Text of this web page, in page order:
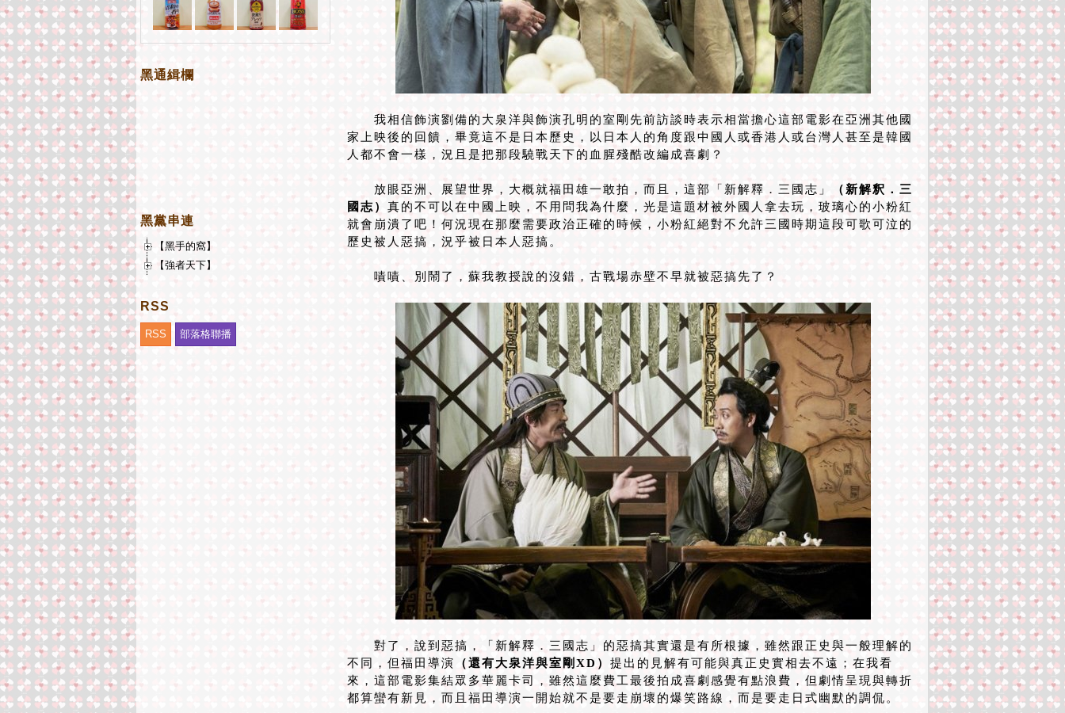
我相信飾演劉備的大泉洋與飾演孔明的室剛先前訪談時表示相當擔心這部電影在亞洲其他國
家上映後的回饋，畢竟這不是日本歷史，以日本人的角度跟中國人或香港人或台灣人甚至是韓國
人都不會一樣，況且是把那段驍戰天下的血腥殘酷改編成喜劇？
放眼亞洲、展望世界，大概就福田雄一敢拍，而且，這部「新解釋．三國志」
（新解釈．三
國志） 真的不可以在中國上映，不用問我為什麼，光是這題材被外國人拿去玩，玻璃心的小粉紅
就會崩潰了吧！何況現在那麼需要政治正確的時候，小粉紅絕對不允許三國時期這段可歌可泣的
歷史被人惡搞，況乎被日本人惡搞。
嘖嘖、別鬧了，蘇我教授說的沒錯，古戰場赤壁不早就被惡搞先了？
對了，說到惡搞，「新解釋．三國志」的惡搞其實還是有所根據，雖然跟正史與一般理解的
不同，但福田導演
（還有大泉洋與室剛XD） 提出的見解有可能與真正史實相去不遠；在我看
來，這部電影集結眾多華麗卡司，雖然這麼費工最後拍成喜劇感覺有點浪費，但劇情呈現與轉折
都算蠻有新見，而且福田導演一開始就不是要走崩壞的爆笑路線，而是要走日式幽默的調侃。
黑通緝欄
黑黨串連
【黑手的窩】
【強者天下】
RSS
RSS 部落格聯播